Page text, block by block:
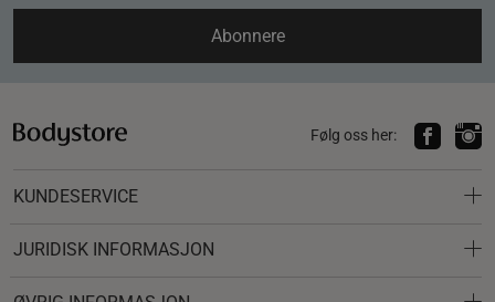
Abonnere
Følg oss her:
KUNDESERVICE
JURIDISK INFORMASJON